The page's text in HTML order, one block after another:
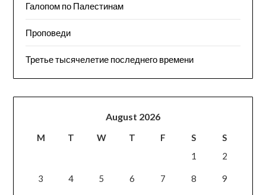
Галопом по Палестинам
Проповеди
Третье тысячелетие последнего времени
August 2026
M T W T F S
S
1
2
3 4 5 6 7 8 9